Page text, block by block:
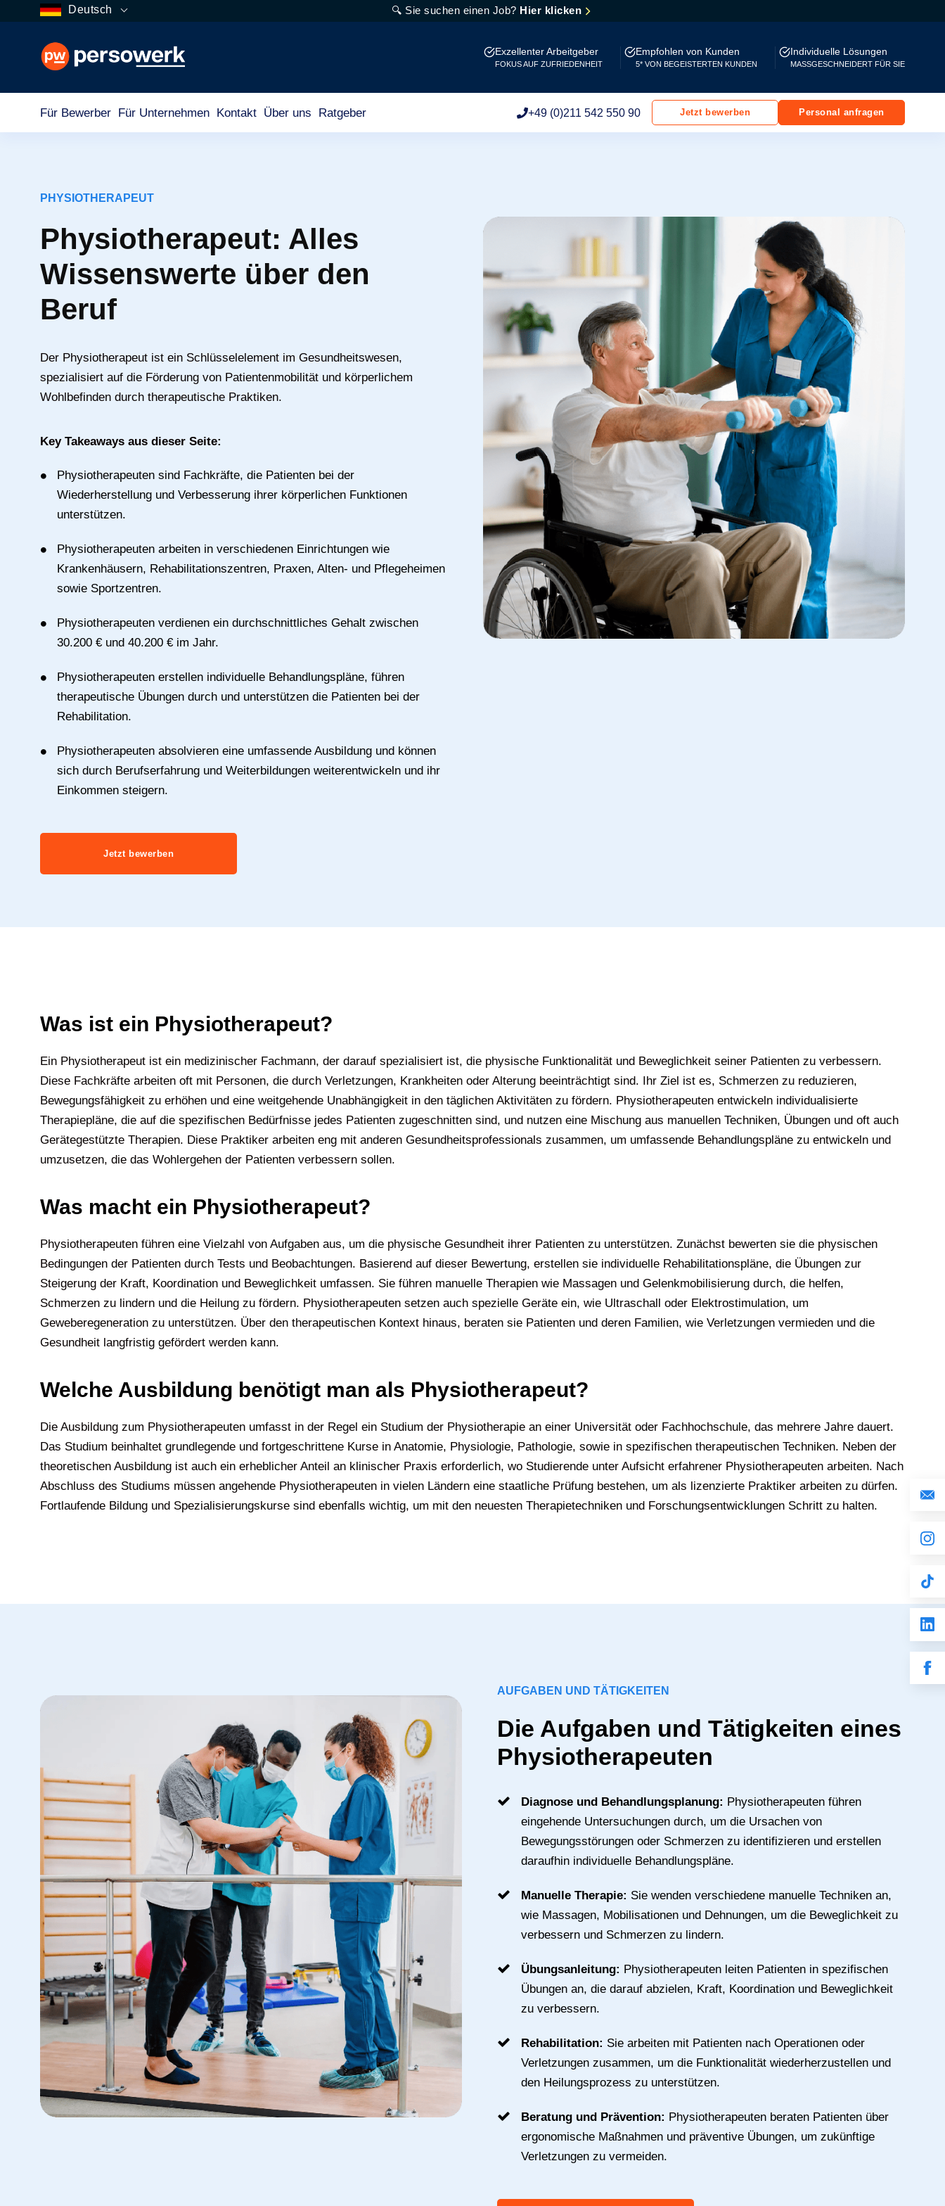
Deutsch 🔍 Sie suchen einen Job? Hier klicken
Exzellenter Arbeitgeber
FOKUS AUF ZUFRIEDENHEIT
Empfohlen von Kunden
5* VON BEGEISTERTEN KUNDEN
Individuelle Lösungen
MASSGESCHNEIDERT FÜR SIE
Für Bewerber Für Unternehmen Kontakt Über uns Ratgeber +49 (0)211 542 550 90 Jetzt bewerben Personal anfragen
PHYSIOTHERAPEUT
Physiotherapeut: Alles
Wissenswerte über den
Beruf
Der Physiotherapeut ist ein Schlüsselelement im Gesundheitswesen,
spezialisiert auf die Förderung von Patientenmobilität und körperlichem
Wohlbefinden durch therapeutische Praktiken.
Key Takeaways aus dieser Seite:
Physiotherapeuten sind Fachkräfte, die Patienten bei der
Wiederherstellung und Verbesserung ihrer körperlichen Funktionen
unterstützen.
Physiotherapeuten arbeiten in verschiedenen Einrichtungen wie
Krankenhäusern, Rehabilitationszentren, Praxen, Alten- und Pflegeheimen
sowie Sportzentren.
Physiotherapeuten verdienen ein durchschnittliches Gehalt zwischen
30.200 € und 40.200 € im Jahr.
Physiotherapeuten erstellen individuelle Behandlungspläne, führen
therapeutische Übungen durch und unterstützen die Patienten bei der
Rehabilitation.
Physiotherapeuten absolvieren eine umfassende Ausbildung und können
sich durch Berufserfahrung und Weiterbildungen weiterentwickeln und ihr
Einkommen steigern.
Jetzt bewerben
Was ist ein Physiotherapeut?
Ein Physiotherapeut ist ein medizinischer Fachmann, der darauf spezialisiert ist, die physische Funktionalität und Beweglichkeit seiner Patienten zu verbessern.
Diese Fachkräfte arbeiten oft mit Personen, die durch Verletzungen, Krankheiten oder Alterung beeinträchtigt sind. Ihr Ziel ist es, Schmerzen zu reduzieren,
Bewegungsfähigkeit zu erhöhen und eine weitgehende Unabhängigkeit in den täglichen Aktivitäten zu fördern. Physiotherapeuten entwickeln individualisierte
Therapiepläne, die auf die spezifischen Bedürfnisse jedes Patienten zugeschnitten sind, und nutzen eine Mischung aus manuellen Techniken, Übungen und oft auch
Gerätegestützte Therapien. Diese Praktiker arbeiten eng mit anderen Gesundheitsprofessionals zusammen, um umfassende Behandlungspläne zu entwickeln und
umzusetzen, die das Wohlergehen der Patienten verbessern sollen.
Was macht ein Physiotherapeut?
Physiotherapeuten führen eine Vielzahl von Aufgaben aus, um die physische Gesundheit ihrer Patienten zu unterstützen. Zunächst bewerten sie die physischen
Bedingungen der Patienten durch Tests und Beobachtungen. Basierend auf dieser Bewertung, erstellen sie individuelle Rehabilitationspläne, die Übungen zur
Steigerung der Kraft, Koordination und Beweglichkeit umfassen. Sie führen manuelle Therapien wie Massagen und Gelenkmobilisierung durch, die helfen,
Schmerzen zu lindern und die Heilung zu fördern. Physiotherapeuten setzen auch spezielle Geräte ein, wie Ultraschall oder Elektrostimulation, um
Geweberegeneration zu unterstützen. Über den therapeutischen Kontext hinaus, beraten sie Patienten und deren Familien, wie Verletzungen vermieden und die
Gesundheit langfristig gefördert werden kann.
Welche Ausbildung benötigt man als Physiotherapeut?
Die Ausbildung zum Physiotherapeuten umfasst in der Regel ein Studium der Physiotherapie an einer Universität oder Fachhochschule, das mehrere Jahre dauert.
Das Studium beinhaltet grundlegende und fortgeschrittene Kurse in Anatomie, Physiologie, Pathologie, sowie in spezifischen therapeutischen Techniken. Neben der
theoretischen Ausbildung ist auch ein erheblicher Anteil an klinischer Praxis erforderlich, wo Studierende unter Aufsicht erfahrener Physiotherapeuten arbeiten. Nach
Abschluss des Studiums müssen angehende Physiotherapeuten in vielen Ländern eine staatliche Prüfung bestehen, um als lizenzierte Praktiker arbeiten zu dürfen.
Fortlaufende Bildung und Spezialisierungskurse sind ebenfalls wichtig, um mit den neuesten Therapietechniken und Forschungsentwicklungen Schritt zu halten.
AUFGABEN UND TÄTIGKEITEN
Die Aufgaben und Tätigkeiten eines
Physiotherapeuten
Diagnose und Behandlungsplanung: Physiotherapeuten führen
eingehende Untersuchungen durch, um die Ursachen von
Bewegungsstörungen oder Schmerzen zu identifizieren und erstellen
daraufhin individuelle Behandlungspläne.
Manuelle Therapie: Sie wenden verschiedene manuelle Techniken an,
wie Massagen, Mobilisationen und Dehnungen, um die Beweglichkeit zu
verbessern und Schmerzen zu lindern.
Übungsanleitung: Physiotherapeuten leiten Patienten in spezifischen
Übungen an, die darauf abzielen, Kraft, Koordination und Beweglichkeit
zu verbessern.
Rehabilitation: Sie arbeiten mit Patienten nach Operationen oder
Verletzungen zusammen, um die Funktionalität wiederherzustellen und
den Heilungsprozess zu unterstützen.
Beratung und Prävention: Physiotherapeuten beraten Patienten über
ergonomische Maßnahmen und präventive Übungen, um zukünftige
Verletzungen zu vermeiden.